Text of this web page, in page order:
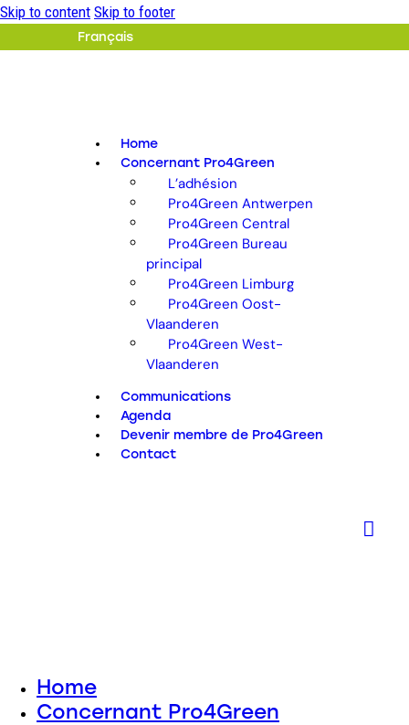
Skip to content Skip to footer
Français
Home
Concernant Pro4Green
L’adhésion
Pro4Green Antwerpen
Pro4Green Central
Pro4Green Bureau
principal
Pro4Green Limburg
Pro4Green Oost-
Vlaanderen
Pro4Green West-
Vlaanderen
Communications
Agenda
Devenir membre de Pro4Green
Contact
Home
Concernant Pro4Green